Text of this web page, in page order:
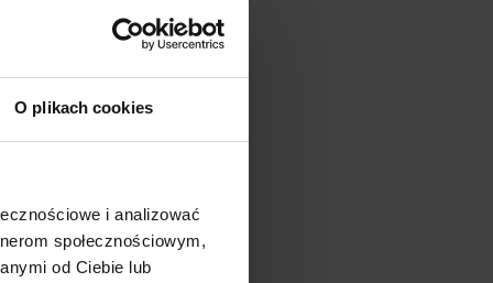
O plikach cookies
i analizować
społecznościowym,
od Ciebie lub